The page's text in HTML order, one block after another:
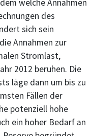
welche Annahmen
des
sich sein
Annahmen zur
Stromlast,
2012 beruhen. Die
läge dann um bis zu
Fällen der
potenziell hohe
ein hoher Bedarf an